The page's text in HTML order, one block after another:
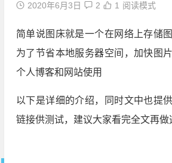
2020年6月3日 2 1 阅读模式
简单说图床就是一个在网络上存储
为了节省本地服务器空间，加快图
个人博客和网站使用
以下是详细的介绍，同时文中也提
链接供测试，建议大家看完全文再做